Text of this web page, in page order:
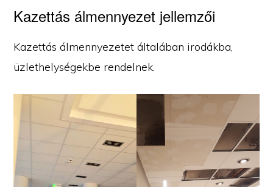
Kazettás álmennyezet jellemzői
Kazettás álmennyezetet általában irodákba,
üzlethelységekbe rendelnek.